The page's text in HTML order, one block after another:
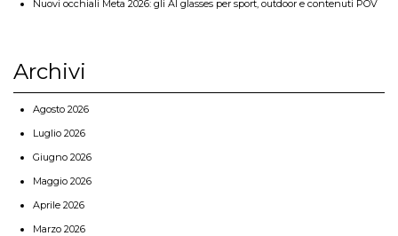
Nuovi occhiali Meta 2026: gli AI glasses per sport, outdoor e contenuti POV
Archivi
Agosto 2026
Luglio 2026
Giugno 2026
Maggio 2026
Aprile 2026
Marzo 2026